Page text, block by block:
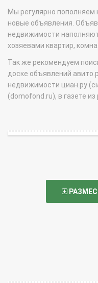
Мы регулярно пополняем
новые объявления.
недвижимости
хозяевами квартир,
Так же рекомендуем
доске объявлений
недвижимости циан.ру
(domofond.ru), в газете из